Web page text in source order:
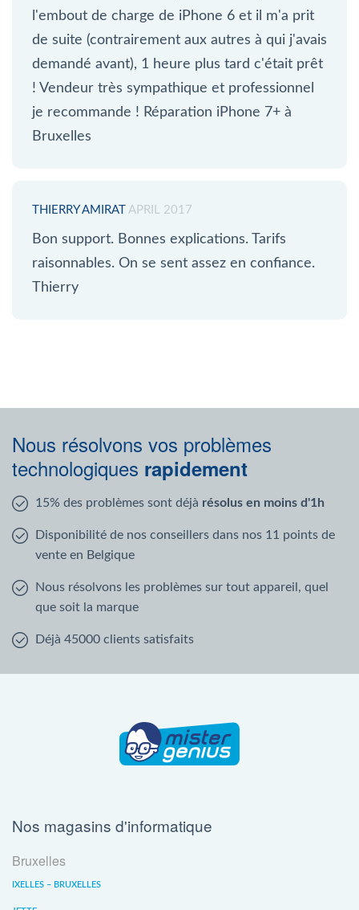
l'embout de charge de iPhone 6 et il m'a prit
de suite (contrairement aux autres à qui j'avais
demandé avant), 1 heure plus tard c'était prêt
! Vendeur très sympathique et professionnel
je recommande ! Réparation iPhone 7+ à
Bruxelles
THIERRY AMIRAT APRIL 2017
Bon support. Bonnes explications. Tarifs
raisonnables. On se sent assez en confiance.
Thierry
Nous résolvons vos problèmes
technologiques rapidement
15% des problèmes sont déjà résolus en moins d'1h
Disponibilité de nos conseillers dans nos 11 points de
vente en Belgique
Nous résolvons les problèmes sur tout appareil, quel
que soit la marque
Déjà 45000 clients satisfaits
Nos magasins d'informatique
Bruxelles
IXELLES – BRUXELLES